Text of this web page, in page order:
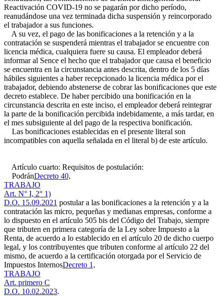
Reactivación COVID-19 no se pagarán por dicho período,
reanudándose una vez terminada dicha suspensión y reincorporado
el trabajador a sus funciones.
A su vez, el pago de las bonificaciones a la retención y a la
contratación se suspenderá mientras el trabajador se encuentre con
licencia médica, cualquiera fuere su causa. El empleador deberá
informar al Sence el hecho que el trabajador que causa el beneficio
se encuentra en la circunstancia antes descrita, dentro de los 5 días
hábiles siguientes a haber recepcionado la licencia médica por el
trabajador, debiendo abstenerse de cobrar las bonificaciones que este
decreto establece. De haber percibido una bonificación en la
circunstancia descrita en este inciso, el empleador deberá reintegrar
la parte de la bonificación percibida indebidamente, a más tardar, en
el mes subsiguiente al del pago de la respectiva bonificación.
Las bonificaciones establecidas en el presente literal son
incompatibles con aquella señalada en el literal b) de este artículo.
Artículo cuarto: Requisitos de postulación:
PodránDecreto 40,
TRABAJO
Art. N° I, 2° 1)
D.O. 15.09.2021 postular a las bonificaciones a la retención y a la
contratación las micro, pequeñas y medianas empresas, conforme a
lo dispuesto en el artículo 505 bis del Código del Trabajo, siempre
que tributen en primera categoría de la Ley sobre Impuesto a la
Renta, de acuerdo a lo establecido en el artículo 20 de dicho cuerpo
legal, y los contribuyentes que tributen conforme al artículo 22 del
mismo, de acuerdo a la certificación otorgada por el Servicio de
Impuestos InternosDecreto 1,
TRABAJO
Art. primero C
D.O. 10.02.2023.